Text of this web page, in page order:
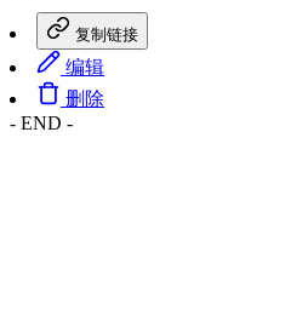
复制链接
编辑
删除
- END -